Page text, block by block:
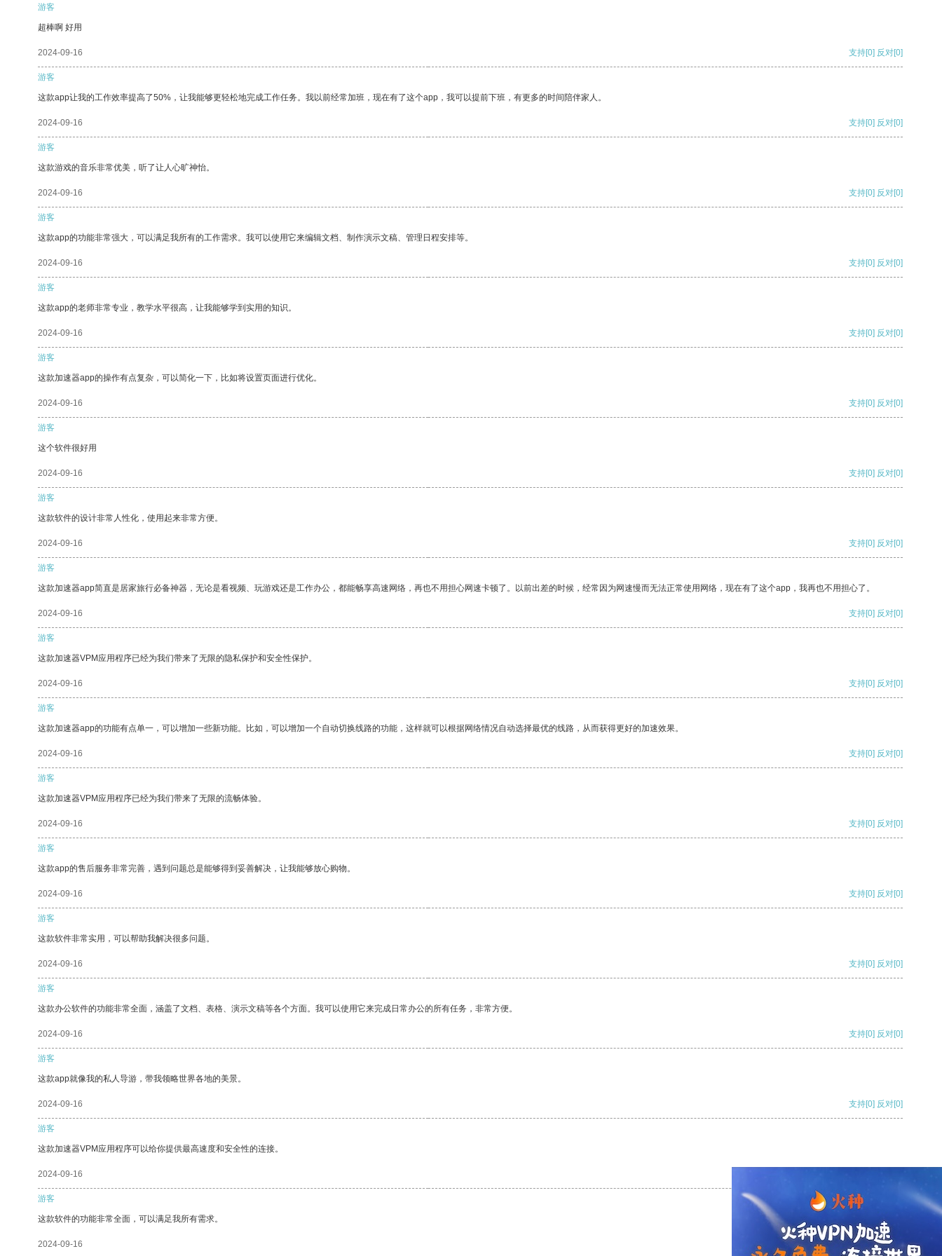
游客
超棒啊 好用
2024-09-16 支持[0] 反对[0]
游客
这款app让我的工作效率提高了50%，让我能够更轻松地完成工作任务。我以前经常加班，现在有了这个app，我可以提前下班，有更多的时间陪伴家人。
2024-09-16 支持[0] 反对[0]
游客
这款游戏的音乐非常优美，听了让人心旷神怡。
2024-09-16 支持[0] 反对[0]
游客
这款app的功能非常强大，可以满足我所有的工作需求。我可以使用它来编辑文档、制作演示文稿、管理日程安排等。
2024-09-16 支持[0] 反对[0]
游客
这款app的老师非常专业，教学水平很高，让我能够学到实用的知识。
2024-09-16 支持[0] 反对[0]
游客
这款加速器app的操作有点复杂，可以简化一下，比如将设置页面进行优化。
2024-09-16 支持[0] 反对[0]
游客
这个软件很好用
2024-09-16 支持[0] 反对[0]
游客
这款软件的设计非常人性化，使用起来非常方便。
2024-09-16 支持[0] 反对[0]
游客
这款加速器app简直是居家旅行必备神器，无论是看视频、玩游戏还是工作办公，都能畅享高速网络，再也不用担心网速卡顿了。以前出差的时候，经常因为网速慢而无法正常使用网络，现在有了这个app，我再也不用担心了。
2024-09-16 支持[0] 反对[0]
游客
这款加速器VPM应用程序已经为我们带来了无限的隐私保护和安全性保护。
2024-09-16 支持[0] 反对[0]
游客
这款加速器app的功能有点单一，可以增加一些新功能。比如，可以增加一个自动切换线路的功能，这样就可以根据网络情况自动选择最优的线路，从而获得更好的加速效果。
2024-09-16 支持[0] 反对[0]
游客
这款加速器VPM应用程序已经为我们带来了无限的流畅体验。
2024-09-16 支持[0] 反对[0]
游客
这款app的售后服务非常完善，遇到问题总是能够得到妥善解决，让我能够放心购物。
2024-09-16 支持[0] 反对[0]
游客
这款软件非常实用，可以帮助我解决很多问题。
2024-09-16 支持[0] 反对[0]
游客
这款办公软件的功能非常全面，涵盖了文档、表格、演示文稿等各个方面。我可以使用它来完成日常办公的所有任务，非常方便。
2024-09-16 支持[0] 反对[0]
游客
这款app就像我的私人导游，带我领略世界各地的美景。
2024-09-16 支持[0] 反对[0]
游客
这款加速器VPM应用程序可以给你提供最高速度和安全性的连接。
2024-09-16
游客
这款软件的功能非常全面，可以满足我所有需求。
2024-09-16 支持 [0] 反对 [0]